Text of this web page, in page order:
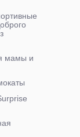
мамы и